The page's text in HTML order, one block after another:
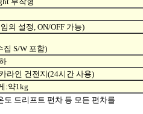
의 설정, ON/OFF 가능)
집 S/W 포함)
라인 건전지(24시간 사용)
:약1kg
드리프트 편차 등 모든 편차를